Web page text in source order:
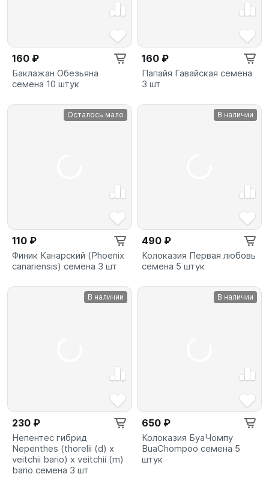
160 ₽
Баклажан Обезьяна
семена 10 штук
160 ₽
Папайя Гавайская семена
3 шт
Осталось мало
110 ₽
Финик Канарский (Phoenix
canariensis) семена 3 шт
В наличии
490 ₽
Колоказия Первая любовь
семена 5 штук
В наличии
230 ₽
Непентес гибрид
Nepenthes (thorelii (d) x
veitchii bario) x veitchii (m)
bario семена 3 шт
В наличии
650 ₽
Колоказия БуаЧомпу
BuaChompoo семена 5
штук